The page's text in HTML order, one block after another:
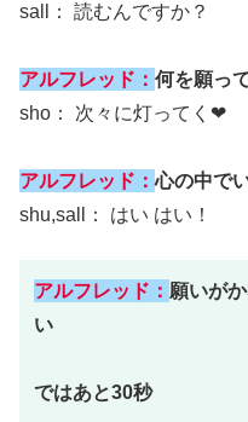
sall： 読むんですか？
アルフレッド： 何を願っ
sho： 次々に灯ってく❤
アルフレッド：心の中で
shu,sall： はい はい！
アルフレッド： 願いが
い
ではあと30秒